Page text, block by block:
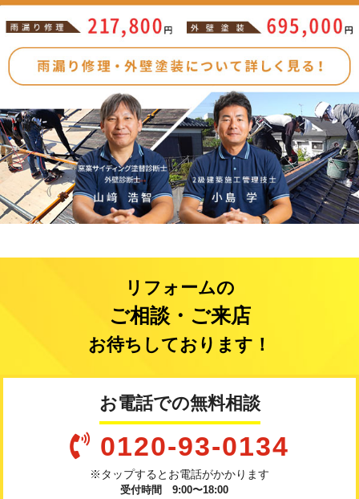
リフォームの
ご相談・ご来店
お待ちしております！
お電話での無料相談
0120-93-0134
※タップするとお電話がかかります
受付時間 9:00〜18:00